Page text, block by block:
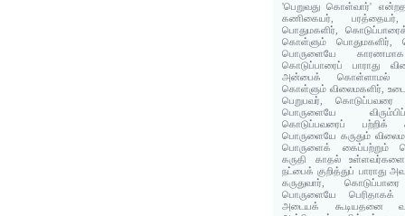
'பெறுவது கொள்வார்'
கணிகையர்,
பொதுமகளிர்,
கொள்ளும் பொதுமகளிர்,
பொருளையே
கொடுப்பாரைப் பாராது
அன்பைக் கொள்ளாமல்
கொள்ளும் விலைமகளிர்,
பெறுபவர், கொடுப்பவரை
பொருளையே
கொடுப்பவரைப் பற்றிக்
பொருளையே கருதும்
பொருளைக் கைப்பற்றும்
கருதி காதல்
நட்பைக் குறித்துப்
கருதுவார்,
பொருளையே
அடையக் கூடியதனை